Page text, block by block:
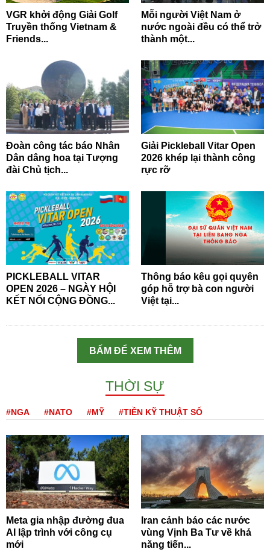
VGR khởi động Giải Golf
Truyền thống Vietnam &
Friends...
Mỗi người Việt Nam ở
nước ngoài đều có thể trở
thành một...
Đoàn công tác báo Nhân
Dân dâng hoa tại Tượng
đài Chủ tịch...
Giải Pickleball Vitar Open
2026 khép lại thành công
rực rỡ
PICKLEBALL VITAR
OPEN 2026 – NGÀY HỘI
KẾT NỐI CỘNG ĐỒNG...
Thông báo kêu gọi quyên
góp hỗ trợ bà con người
Việt tại...
BẤM ĐỂ XEM THÊM
THỜI SỰ
#NGA #NATO #MỸ #TIỀN KỸ THUẬT SỐ
Meta gia nhập đường đua
AI lập trình với công cụ
mới
Iran cảnh báo các nước
vùng Vịnh Ba Tư về khả
năng tiến...